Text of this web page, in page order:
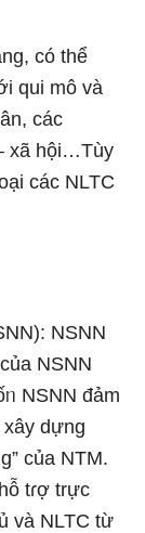
có thể
qui mô và
các
xã hội…Tùy
các NLTC
NSNN
NSNN
NSNN đảm
dựng
của NTM.
tɾợ trực
và NLTC từ